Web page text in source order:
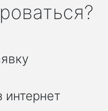
интернет